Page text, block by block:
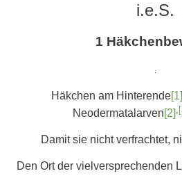
i.e.S.
1
Häkchen am Hinterende[1]
Neodermatalarven[2] ,
Damit sie nicht verfrachtet,
Den Ort der vielversprechenden